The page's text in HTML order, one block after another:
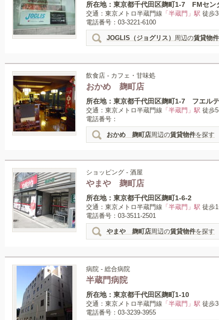
所在地：東京都千代田区麹町1-7 FMセン
交通：東京メトロ半蔵門線 「半蔵門」駅 徒歩
電話番号：03-3221-6100
JOGLIS（ジョグリス） 周辺の賃貸物件
飲食店 - カフェ・甘味処
おかめ 麹町店
所在地：東京都千代田区麹町1-7 フエル
交通：東京メトロ半蔵門線 「半蔵門」駅 徒歩
電話番号：
おかめ 麹町店周辺の賃貸物件を探す
ショッピング - 酒屋
やまや 麹町店
所在地：東京都千代田区麹町1-6-2
交通：東京メトロ半蔵門線 「半蔵門」駅 徒歩
電話番号：03-3511-2501
やまや 麹町店周辺の賃貸物件を探す
病院 - 総合病院
半蔵門病院
所在地：東京都千代田区麹町1-10
交通：東京メトロ半蔵門線 「半蔵門」駅 徒歩
電話番号：03-3239-3955